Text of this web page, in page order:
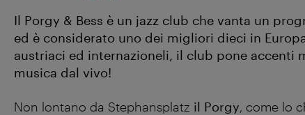
Il Porgy & Bess è un jazz club che vanta un
ed è considerato uno dei migliori dieci in
austriaci ed internazioneli, il club pone accenti
musica dal vivo!
Non lontano da Stephansplatz il Porgy, come lo